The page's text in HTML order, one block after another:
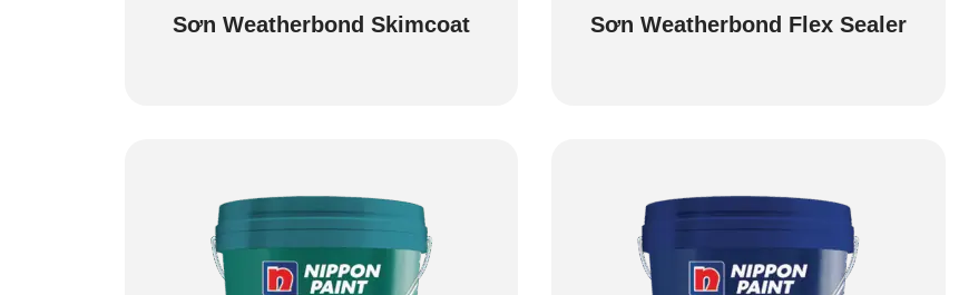
Sơn Weatherbond Skimcoat Sơn Weatherbond Flex Sealer